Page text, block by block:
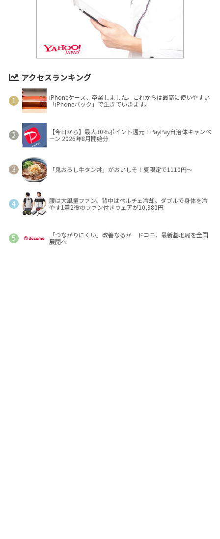
アクセスランキング
iPhoneケース、卒業しました。これからは最高に使いやすい
「iPhoneバック」で生きていきます。
【今日から】最大30％ポイント還元！PayPay自治体キャンペ
ーン 2026年8月開始分
「鬼おろし牛タン丼」がおいしそ！夏限定で1110円～
腰は大風量ファン、背中はペルチェ冷却。ダブルで身体を冷
やす1着2役のファン付きウェアが10,980円
「つながりにくい」改善なるか ドコモ、最新基地局を全国
展開へ